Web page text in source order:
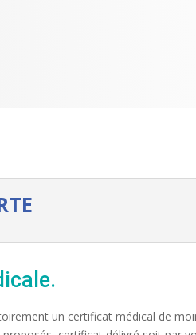
un certificat médical de